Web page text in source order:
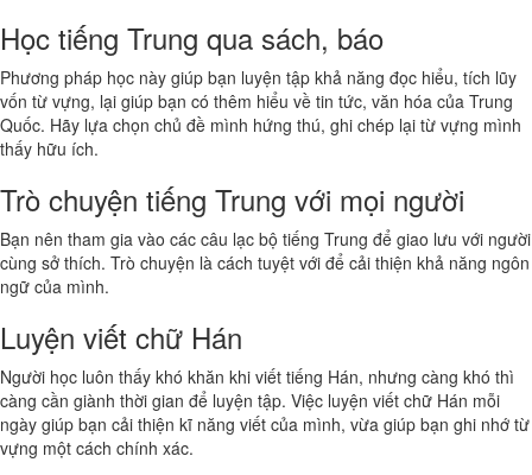
Học tiếng Trung qua sách, báo
Phương pháp học này giúp bạn luyện tập khả năng đọc hiểu, tích lũy
vốn từ vựng, lại giúp bạn có thêm hiểu về tin tức, văn hóa của Trung
Quốc. Hãy lựa chọn chủ đề mình hứng thú, ghi chép lại từ vựng mình
thấy hữu ích.
Trò chuyện tiếng Trung với mọi người
Bạn nên tham gia vào các câu lạc bộ tiếng Trung để giao lưu với người
cùng sở thích. Trò chuyện là cách tuyệt với để cải thiện khả năng ngôn
ngữ của mình.
Luyện viết chữ Hán
Người học luôn thấy khó khăn khi viết tiếng Hán, nhưng càng khó thì
càng cần giành thời gian để luyện tập. Việc luyện viết chữ Hán mỗi
ngày giúp bạn cải thiện kĩ năng viết của mình, vừa giúp bạn ghi nhớ từ
vựng một cách chính xác.